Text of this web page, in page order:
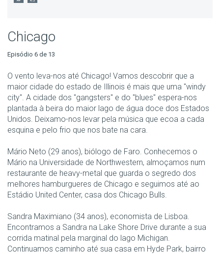
Chicago
Episódio 6 de 13
O vento leva-nos até Chicago! Vamos descobrir que a
maior cidade do estado de Illinois é mais que uma "windy
city". A cidade dos "gangsters" e do "blues" espera-nos
plantada à beira do maior lago de água doce dos Estados
Unidos. Deixamo-nos levar pela música que ecoa a cada
esquina e pelo frio que nos bate na cara.
Mário Neto (29 anos), biólogo de Faro. Conhecemos o
Mário na Universidade de Northwestern, almoçamos num
restaurante de heavy-metal que guarda o segredo dos
melhores hamburgueres de Chicago e seguimos até ao
Estádio United Center, casa dos Chicago Bulls.
Sandra Maximiano (34 anos), economista de Lisboa.
Encontramos a Sandra na Lake Shore Drive durante a sua
corrida matinal pela marginal do lago Michigan.
Continuamos caminho até sua casa em Hyde Park, bairro